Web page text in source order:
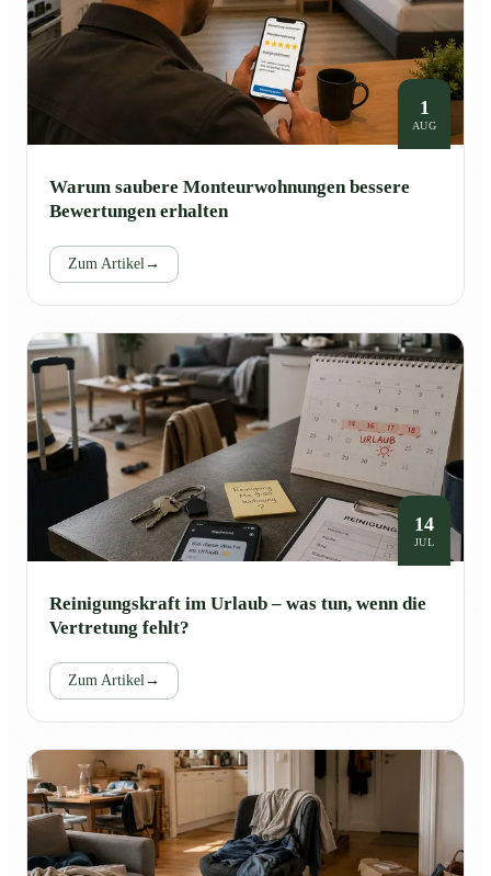
1
AUG
Warum saubere Monteurwohnungen bessere
Bewertungen erhalten
Zum Artikel→
14
JUL
Reinigungskraft im Urlaub – was tun, wenn die
Vertretung fehlt?
Zum Artikel→